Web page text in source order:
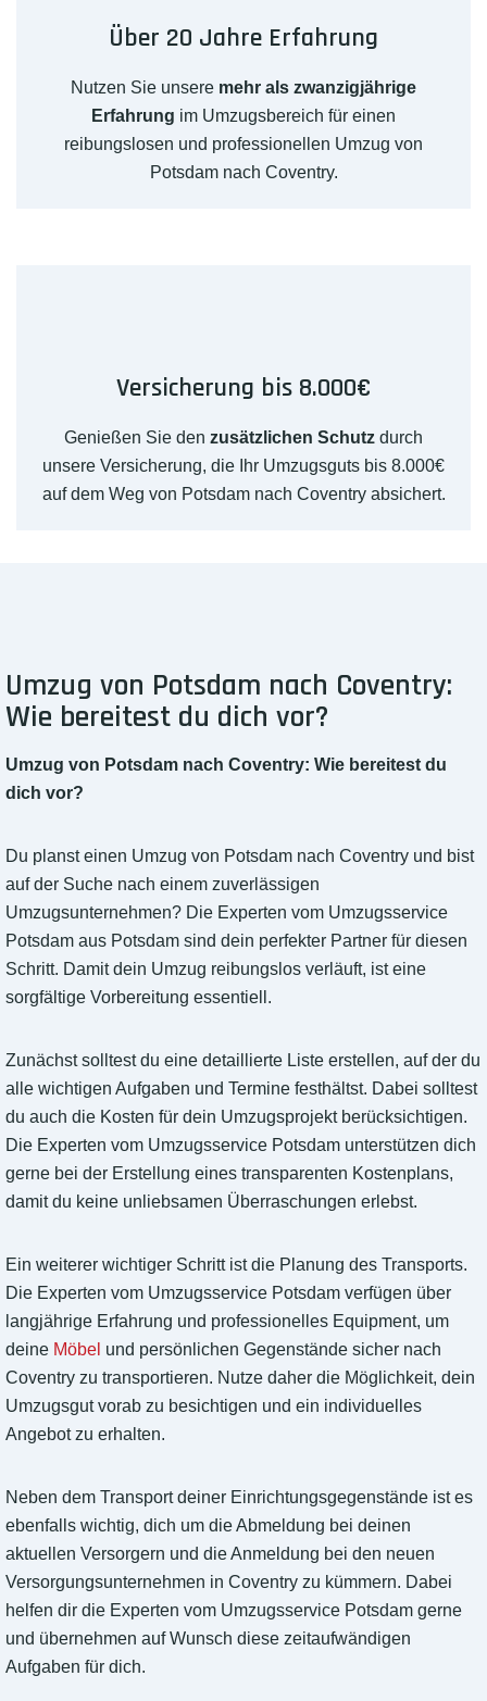
Über 20 Jahre Erfahrung
Nutzen Sie unsere mehr als zwanzigjährige
Erfahrung im Umzugsbereich für einen
reibungslosen und professionellen Umzug von
Potsdam nach Coventry.
Versicherung bis 8.000€
Genießen Sie den zusätzlichen Schutz durch
unsere Versicherung, die Ihr Umzugsguts bis 8.000€
auf dem Weg von Potsdam nach Coventry absichert.
Umzug von Potsdam nach Coventry:
Wie bereitest du dich vor?
Umzug von Potsdam nach Coventry: Wie bereitest du
dich vor?
Du planst einen Umzug von Potsdam nach Coventry und bist
auf der Suche nach einem zuverlässigen
Umzugsunternehmen? Die Experten vom Umzugsservice
Potsdam aus Potsdam sind dein perfekter Partner für diesen
Schritt. Damit dein Umzug reibungslos verläuft, ist eine
sorgfältige Vorbereitung essentiell.
Zunächst solltest du eine detaillierte Liste erstellen, auf der du
alle wichtigen Aufgaben und Termine festhältst. Dabei solltest
du auch die Kosten für dein Umzugsprojekt berücksichtigen.
Die Experten vom Umzugsservice Potsdam unterstützen dich
gerne bei der Erstellung eines transparenten Kostenplans,
damit du keine unliebsamen Überraschungen erlebst.
Ein weiterer wichtiger Schritt ist die Planung des Transports.
Die Experten vom Umzugsservice Potsdam verfügen über
langjährige Erfahrung und professionelles Equipment, um
deine Möbel und persönlichen Gegenstände sicher nach
Coventry zu transportieren. Nutze daher die Möglichkeit, dein
Umzugsgut vorab zu besichtigen und ein individuelles
Angebot zu erhalten.
Neben dem Transport deiner Einrichtungsgegenstände ist es
ebenfalls wichtig, dich um die Abmeldung bei deinen
aktuellen Versorgern und die Anmeldung bei den neuen
Versorgungsunternehmen in Coventry zu kümmern. Dabei
helfen dir die Experten vom Umzugsservice Potsdam gerne
und übernehmen auf Wunsch diese zeitaufwändigen
Aufgaben für dich.